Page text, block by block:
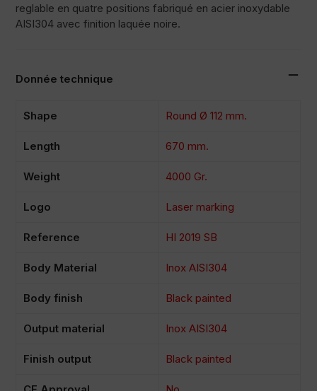
reglable en quatre positions fabriqué en acier inoxydable
AISI304 avec finition laquée noire.
Donnée technique
Shape Round Ø 112 mm.
Length 670 mm.
Weight 4000 Gr.
Logo Laser marking
Reference HI 2019 SB
Body Material Inox AISI304
Body finish Black painted
Output material Inox AISI304
Finish output Black painted